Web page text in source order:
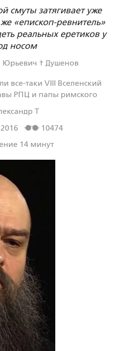
смуты затягивает уже
«епископ-ревнитель»
реальных еретиков у
носом
Юрьевич † Душенов
все-таки VIII Вселенский
РПЦ и папы римского
Т
10474
14 минут